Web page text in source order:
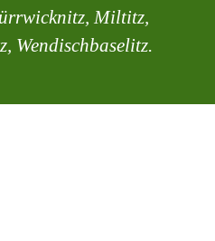
Miltitz,
Wendischbaselitz.